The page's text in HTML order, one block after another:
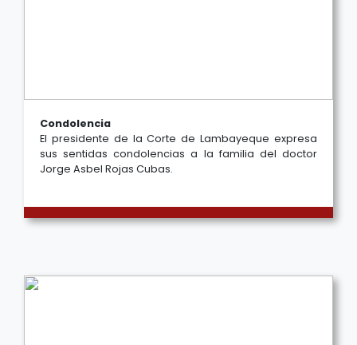
Condolencia
El presidente de la Corte de Lambayeque expresa
sus sentidas condolencias a la familia del doctor
Jorge Asbel Rojas Cubas.